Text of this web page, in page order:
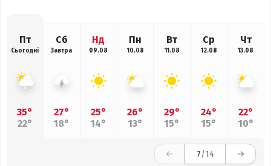
Пт
Сьогодні
35°
22°
Сб
Завтра
27°
18°
Нд
09.08
25°
14°
Пн
10.08
26°
13°
Вт
11.08
29°
15°
Ср
12.08
24°
15°
Чт
13.08
22°
10°
7/14